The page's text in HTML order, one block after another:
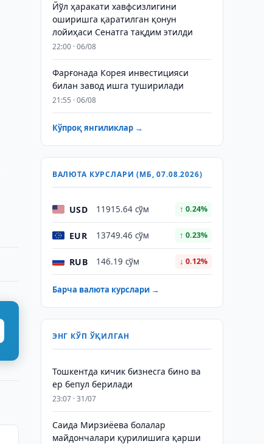
Йўл ҳаракати хавфсизлигини
оширишга қаратилган қонун
лойиҳаси Сенатга тақдим этилди
22:00 · 06/08
Фарғонада Корея инвестицияси
билан завод ишга туширилади
21:55 · 06/08
Кўпроқ янгиликлар →
ВАЛЮТА КУРСЛАРИ (МБ, 07.08.2026)
USD 11915.64 сўм ↑ 0.24%
EUR 13749.46 сўм ↑ 0.23%
RUB 146.19 сўм ↓ 0.12%
Барча валюта курслари →
ЭНГ КЎП ЎҚИЛГАН
Тошкентда кичик бизнесга бино ва
ер бепул берилади
23:07 · 31/07
Саида Мирзиёева болалар
майдончалари қурилишига қарши